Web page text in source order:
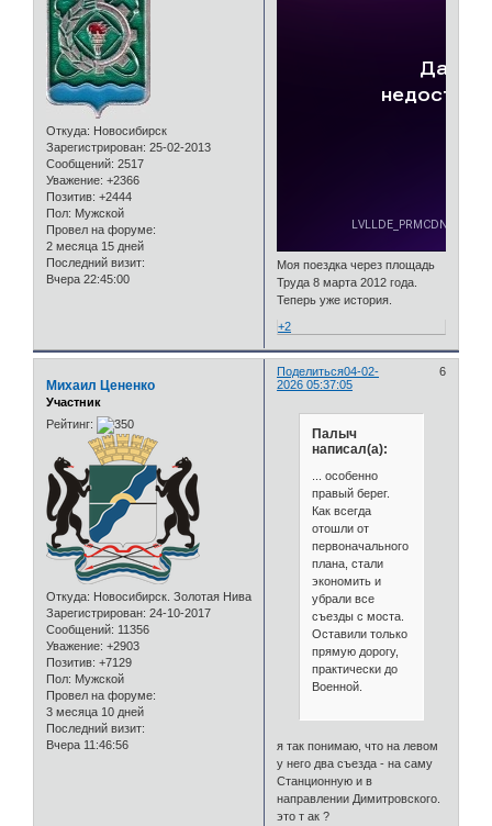
Откуда: Новосибирск
Зарегистрирован: 25-02-2013
Сообщений: 2517
Уважение: +2366
Позитив: +2444
Пол: Мужской
Провел на форуме:
2 месяца 15 дней
Последний визит:
Вчера 22:45:00
Моя поездка через площадь
Труда 8 марта 2012 года.
Теперь уже история.
+2
Поделиться 6
04-02-
2026 05:37:05
Михаил Цененко
Участник
Рейтинг:
Откуда: Новосибирск. Золотая Нива
Зарегистрирован: 24-10-2017
Сообщений: 11356
Уважение: +2903
Позитив: +7129
Пол: Мужской
Провел на форуме:
3 месяца 10 дней
Последний визит:
Вчера 11:46:56
Палыч
написал(а):
... особенно
правый берег.
Как всегда
отошли от
первоначального
плана, стали
экономить и
убрали все
съезды с моста.
Оставили только
прямую дорогу,
практически до
Военной.
я так понимаю, что на левом
у него два съезда - на саму
Станционную и в
направлении Димитровского.
это т ак ?